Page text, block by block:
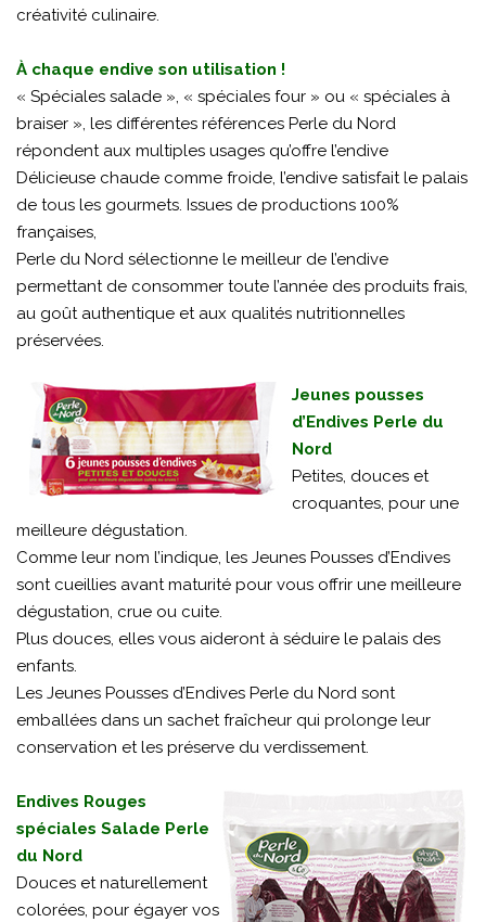
créativité culinaire.
À chaque endive son utilisation !
« Spéciales salade », « spéciales four » ou « spéciales à
braiser », les différentes références Perle du Nord
répondent aux multiples usages qu’offre l’endive
Délicieuse chaude comme froide, l’endive satisfait le palais
de tous les gourmets. Issues de productions 100%
françaises,
Perle du Nord sélectionne le meilleur de l’endive
permettant de consommer toute l’année des produits frais,
au goût authentique et aux qualités nutritionnelles
préservées.
Jeunes pousses
d’Endives Perle du
Nord
Petites, douces et
croquantes, pour une
meilleure dégustation.
Comme leur nom l’indique, les Jeunes Pousses d’Endives
sont cueillies avant maturité pour vous offrir une meilleure
dégustation, crue ou cuite.
Plus douces, elles vous aideront à séduire le palais des
enfants.
Les Jeunes Pousses d’Endives Perle du Nord sont
emballées dans un sachet fraîcheur qui prolonge leur
conservation et les préserve du verdissement.
Endives Rouges
spéciales Salade Perle
du Nord
Douces et naturellement
colorées, pour égayer vos